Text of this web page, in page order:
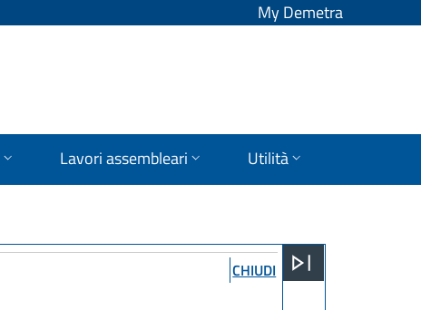
My Demetra
Lavori assembleari Utilità
CHIUDI